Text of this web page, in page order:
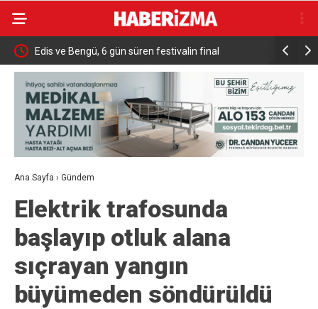
Edis ve Bengü, 6 gün süren festivalin final
konserinde 40 bin kişiye unutulmaz bir gece yaşattı
Kaçak
Ana Sayfa › Gündem
Elektrik trafosunda
başlayıp otluk alana
sıçrayan yangın
büyümeden söndürüldü